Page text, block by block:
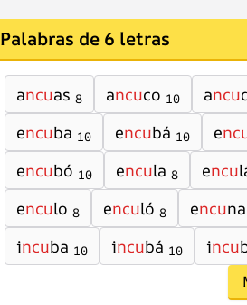
Palabras de 6 letras
ancuas 8 ancuco 10 ancu
encuba 10 encubá 10 e
encubó 10 encula 8 encu
enculo 8 enculó 8 encuna
incuba 10 incubá 10 incu